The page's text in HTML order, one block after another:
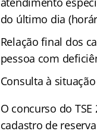
do último dia
Relação final dos
pessoa com
Consulta à
O concurso do
cadastro de